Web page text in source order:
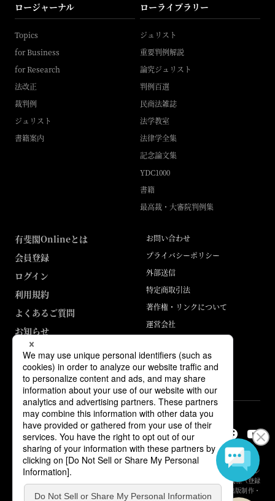
ロージャーナル
Topics
for Business
for Research
法改正
裁判例
ジュリスト
書籍案内
ローライブラリー
ジュリスト
重要判例解説
論究ジュリスト
判例百選
民商法雑誌
法学教室
法律学全集
記念論文集
YDC1000
書籍
最高裁・大審院判例集
有斐閣Onlineとは
会員登録
ログイン
利用規約
よくあるご質問
お知らせ
お問い合わせ
プライバシーポリシー
外部送信
特定商取引法
著作権・リンクについて
運営会社
ABJマークは、この電子書店・電子書籍配信サービスが、著作権者からコン
テンツ使用許諾を得た正規版配信サービスであることを示す登録商標（登録
番号 第6091713号）です。詳しくは［ABJマーク］または［電子出版制作・